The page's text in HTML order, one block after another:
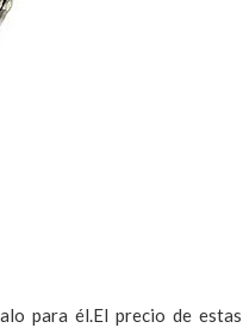
para él.El precio de estas